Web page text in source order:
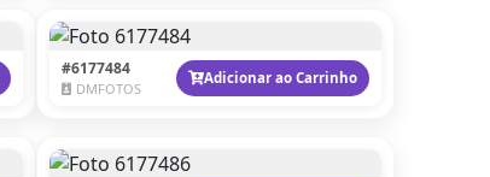
#6177484
DMFOTOS
Adicionar ao Carrinho